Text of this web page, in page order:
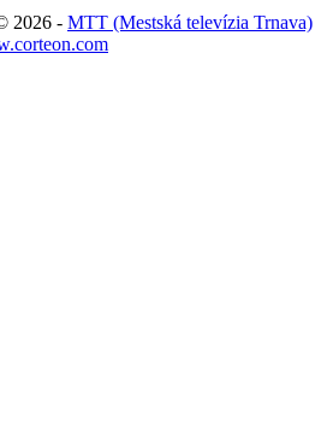
2026 - MTT (Mestská televízia Trnava)